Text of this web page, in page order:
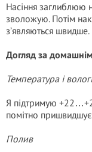
Насіння заглиблюю
зволожую. Потім
з’являються швидше.
Догляд за
Температура і
Я підтримую
помітно пришвидшує
Полив